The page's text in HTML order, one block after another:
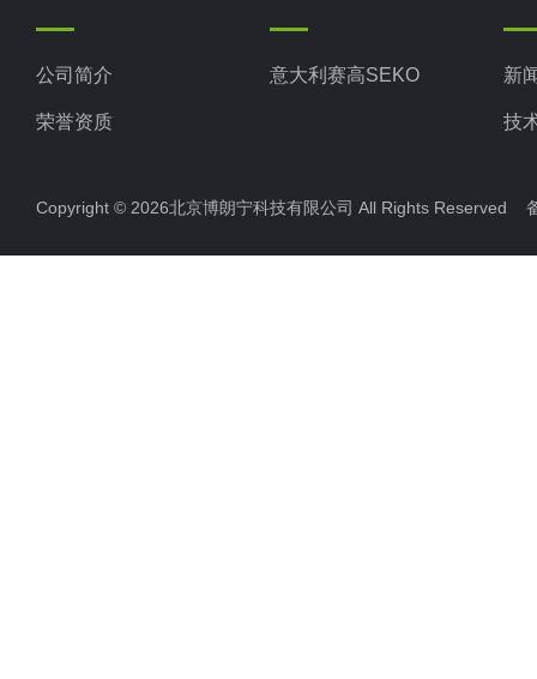
公司简介
荣誉资质
意大利赛高SEKO 新
技
Copyright © 2026北京博朗宁科技有限公司 All Rights Reserved